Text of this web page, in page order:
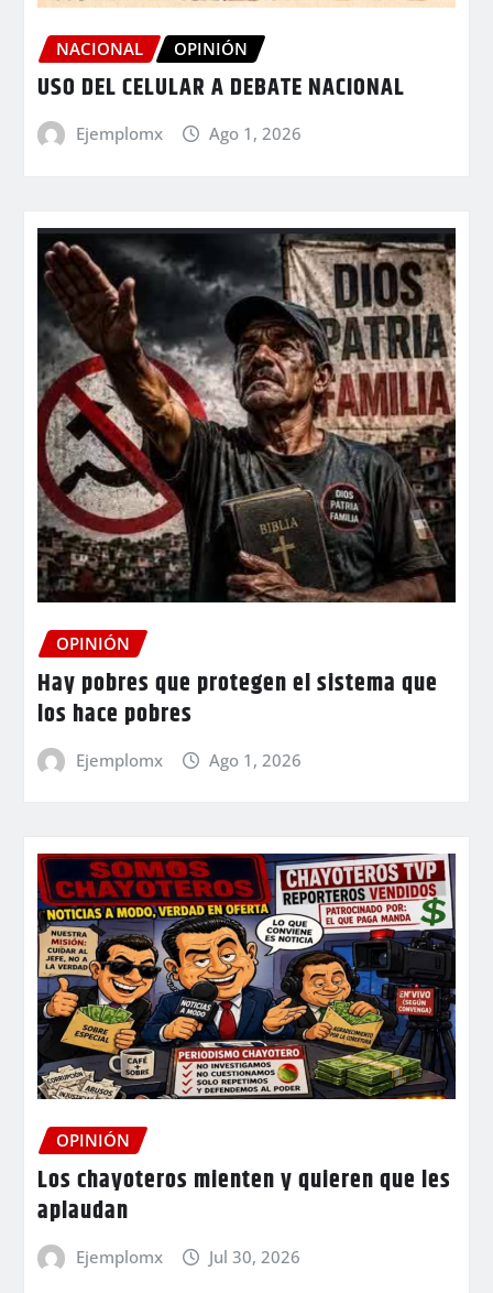
NACIONAL OPINIÓN
USO DEL CELULAR A DEBATE NACIONAL
Ejemplomx Ago 1, 2026
OPINIÓN
Hay pobres que protegen el sistema que
los hace pobres
Ejemplomx Ago 1, 2026
OPINIÓN
Los chayoteros mienten y quieren que les
aplaudan
Ejemplomx Jul 30, 2026